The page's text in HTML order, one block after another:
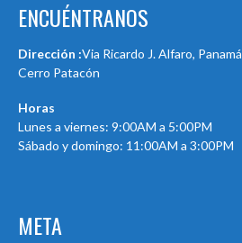
ENCUÉNTRANOS
Dirección :Via Ricardo J. Alfaro, Panamá
Cerro Patacón
Horas
Lunes a viernes: 9:00AM a 5:00PM
Sábado y domingo: 11:00AM a 3:00PM
META